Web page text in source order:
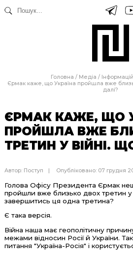
Головна / Медіа /
Єрмак каже, що Україна пройшла вже
далі?
ЄРМАК КАЖЕ, ЩО
ПРОЙШЛА ВЖЕ
ТРЕТИН У ВІЙНІ.
Автор: Поступ Опубліковано: 07 грудня
Голова Офісу Президента Єрмак
пройшли вже близько двох третин у
завершитись ця одна третина?
Є така версія.
Війна наша має геополітичну
межами відносин Росії й України.
питання "Україна-Росія" і